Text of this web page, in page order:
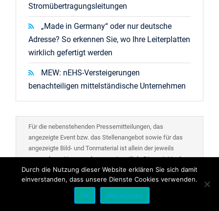
Stromübertragungsleitungen
„Made in Germany“ oder nur deutsche
Adresse? So erkennen Sie, wo Ihre Leiterplatten
wirklich gefertigt werden
MEW: nEHS-Versteigerungen
benachteiligen mittelständische Unternehmen
Für die nebenstehenden Pressemitteilungen, das
angezeigte Event bzw. das Stellenangebot sowie für das
angezeigte Bild- und Tonmaterial ist allein der jeweils
angegebene Herausgeber verantwortlich. Dieser ist in der
Regel auch Urheber der Pressetexte sowie der
angehängten Bild-, Ton- und Informationsmaterialien. Die
Nutzung von hier veröffentlichten Informationen zur
Eigeninformation und redaktionellen Weiterverarbeitung ist
Durch die Nutzung dieser Website erklären Sie sich damit
einverstanden, dass unsere Dienste Cookies verwenden.
OK Weiterlesen